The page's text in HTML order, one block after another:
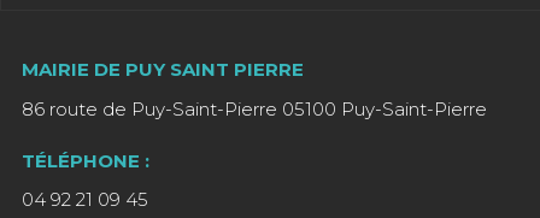
MAIRIE DE PUY SAINT PIERRE
86 route de Puy-Saint-Pierre 05100 Puy-Saint-Pierre
TÉLÉPHONE :
04 92 21 09 45